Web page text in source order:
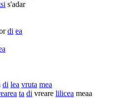
s'adar
di ea
di lea vruta mea
ta di vreare lilicea meaa